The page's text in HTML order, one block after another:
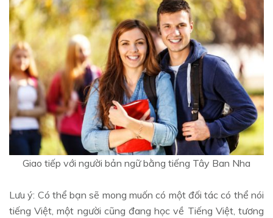
Giao tiếp với người bản ngữ bằng tiếng Tây Ban Nha
Lưu ý: Có thể bạn sẽ mong muốn có một đối tác có thể nói
tiếng Việt, một người cũng đang học về Tiếng Việt, tương